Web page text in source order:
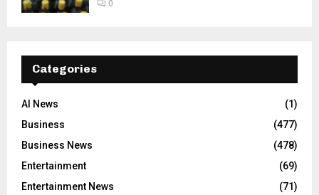
0
Categories
AI News
(1)
Business
(477)
Business News
(478)
Entertainment
(69)
Entertainment News
(71)